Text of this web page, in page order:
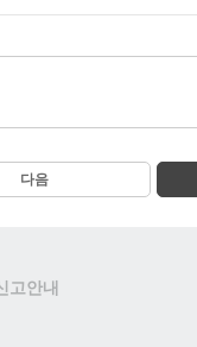
다음
고안내